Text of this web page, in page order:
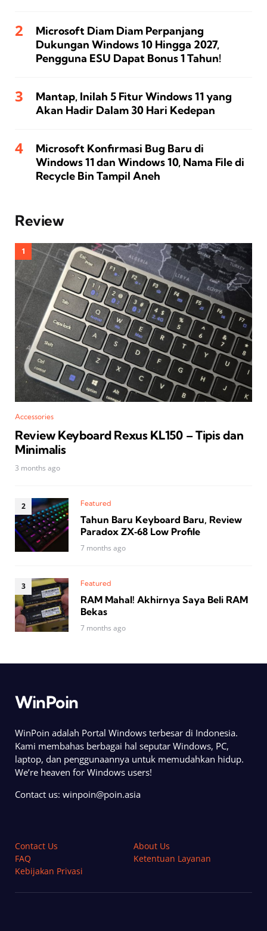
Microsoft Diam Diam Perpanjang
Dukungan Windows 10 Hingga 2027,
Pengguna ESU Dapat Bonus 1 Tahun!
Mantap, Inilah 5 Fitur Windows 11 yang
Akan Hadir Dalam 30 Hari Kedepan
Microsoft Konfirmasi Bug Baru di
Windows 11 dan Windows 10, Nama File di
Recycle Bin Tampil Aneh
Review
Accessories
Review Keyboard Rexus KL150 – Tipis dan
Minimalis
3 months ago
Featured
Tahun Baru Keyboard Baru, Review
Paradox ZX‑68 Low Profile
7 months ago
Featured
RAM Mahal! Akhirnya Saya Beli RAM
Bekas
7 months ago
WinPoin
WinPoin adalah Portal Windows terbesar di Indonesia.
Kami membahas berbagai hal seputar Windows, PC,
laptop, dan penggunaannya untuk memudahkan hidup.
We’re heaven for Windows users!
Contact us: winpoin@poin.asia
Contact Us
About Us
FAQ
Ketentuan Layanan
Kebijakan Privasi